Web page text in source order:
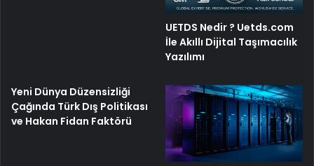
UETDS Nedir ? Uetds.com
İle Akıllı Dijital Taşımacılık
Yazılımı
Yeni Dünya Düzensizliği
Çağında Türk Dış Politikası
ve Hakan Fidan Faktörü